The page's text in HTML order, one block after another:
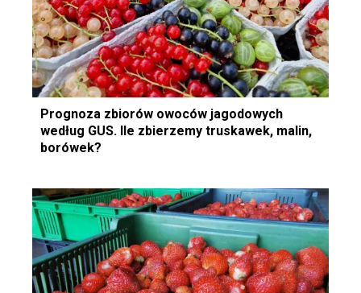
Prognoza zbiorów owoców jagodowych
według GUS. Ile zbierzemy truskawek, malin,
borówek?